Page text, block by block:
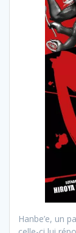
Hanbe’e, un